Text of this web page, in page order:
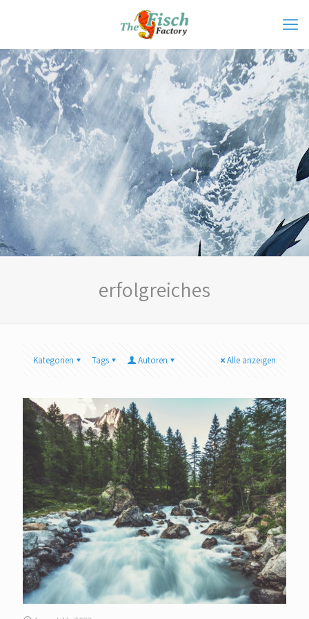
erfolgreiches
Kategorien Tags Autoren Alle anzeigen